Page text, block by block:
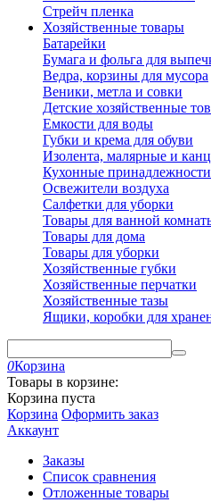
Стрейч пленка
Хозяйственные товары
Батарейки
Бумага и фольга для
Ведра, корзины для мусора
Веники, метла и совки
Детские хозяйственные
Емкости для воды
Губки и крема для обуви
Изолента, малярные и
Кухонные
Освежители воздуха
Салфетки для уборки
Товары для ванной
Товары для дома
Товары для уборки
Хозяйственные губки
Хозяйственные перчатки
Хозяйственные тазы
Ящики, коробки для
0Корзина
Товары в корзине:
Корзина пуста
Корзина Оформить заказ
Аккаунт
Заказы
Список сравнения
Отложенные товары